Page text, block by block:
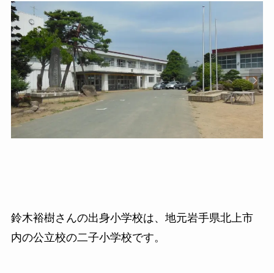
鈴木裕樹さんの出身小学校は、地元岩手県北上市
内の公立校の二子小学校です。